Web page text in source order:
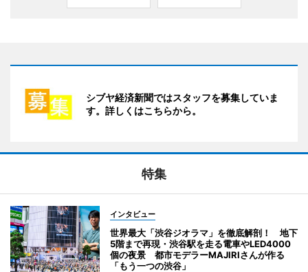
シブヤ経済新聞ではスタッフを募集していま
す。詳しくはこちらから。
特集
インタビュー
世界最大「渋谷ジオラマ」を徹底解剖！ 地下
5階まで再現・渋谷駅を走る電車やLED4000
個の夜景 都市モデラーMAJIRIさんが作る
「もう一つの渋谷」